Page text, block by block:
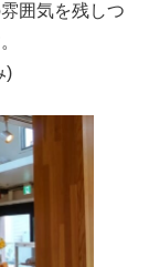
囲気を残しつ
)